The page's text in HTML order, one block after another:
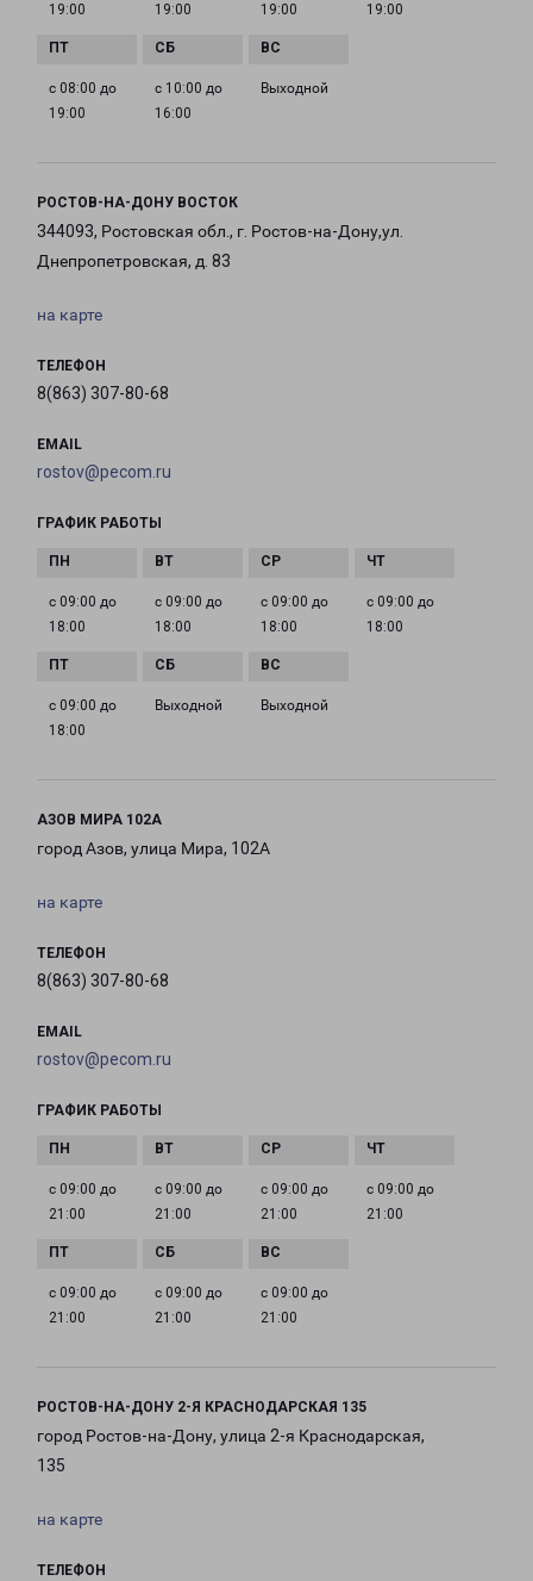
19:00 19:00 19:00 19:00
с 08:00 до
19:00
с 10:00 до
16:00
Выходной
РОСТОВ-НА-ДОНУ ВОСТОК
344093, Ростовская обл., г. Ростов-на-Дону,ул.
Днепропетровская, д. 83
на карте
ТЕЛЕФОН
8(863) 307-80-68
EMAIL
rostov@pecom.ru
ГРАФИК РАБОТЫ
с 09:00 до
18:00
с 09:00 до
18:00
с 09:00 до
18:00
с 09:00 до
18:00
с 09:00 до
18:00
Выходной Выходной
АЗОВ МИРА 102А
город Азов, улица Мира, 102А
на карте
ТЕЛЕФОН
8(863) 307-80-68
EMAIL
rostov@pecom.ru
ГРАФИК РАБОТЫ
с 09:00 до
21:00
с 09:00 до
21:00
с 09:00 до
21:00
с 09:00 до
21:00
с 09:00 до
21:00
с 09:00 до
21:00
с 09:00 до
21:00
РОСТОВ-НА-ДОНУ 2-Я КРАСНОДАРСКАЯ 135
город Ростов-на-Дону, улица 2-я Краснодарская,
135
на карте
ТЕЛЕФОН